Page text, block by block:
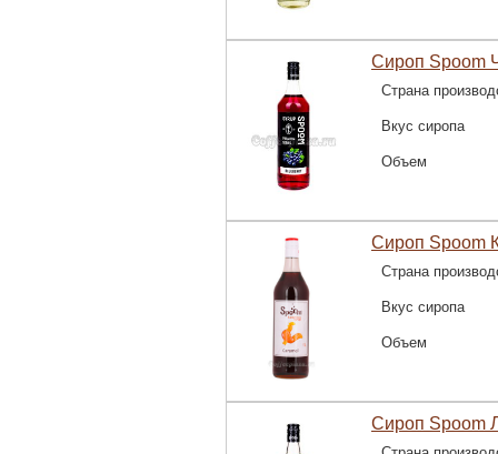
Сироп Spoom
Страна
Вкус сиропа
Объем
Сироп Spoom
Страна
Вкус сиропа
Объем
Сироп Spoom